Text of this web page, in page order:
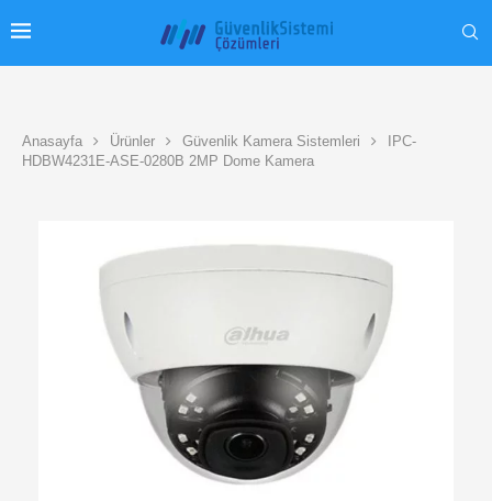
Anasayfa Ürünler Güvenlik Kamera Sistemleri
IPC-
HDBW4231E-ASE-0280B 2MP Dome Kamera